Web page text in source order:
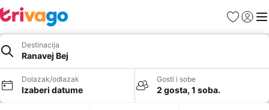
FavoritiPrijavi
Destinacija
Ranavej Bej
Dolazak/odlazak
Izaberi datume
Gosti i sobe
2 gosta, 1 soba.